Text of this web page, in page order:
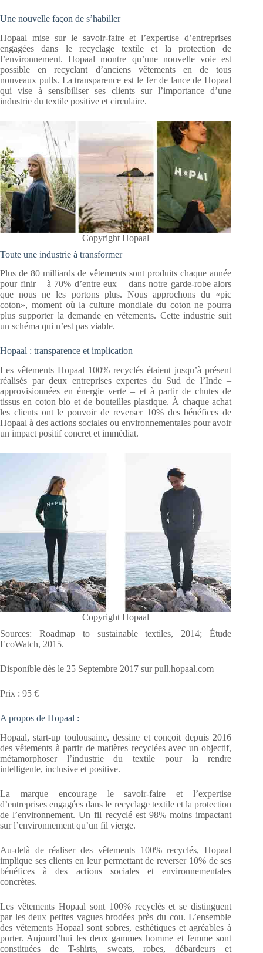
Une nouvelle façon de s’habiller
Hopaal mise sur le savoir-faire et l’expertise d’entreprises
engagées dans le recyclage textile et la protection de
l’environnement. Hopaal montre qu’une nouvelle voie est
possible en recyclant d’anciens vêtements en de tous
nouveaux pulls. La transparence est le fer de lance de Hopaal
qui vise à sensibiliser ses clients sur l’importance d’une
industrie du textile positive et circulaire.
Copyright Hopaal
Toute une industrie à transformer
Plus de 80 milliards de vêtements sont produits chaque année
pour finir – à 70% d’entre eux – dans notre garde-robe alors
que nous ne les portons plus. Nous approchons du «pic
coton», moment où la culture mondiale du coton ne pourra
plus supporter la demande en vêtements. Cette industrie suit
un schéma qui n’est pas viable.
Hopaal : transparence et implication
Les vêtements Hopaal 100% recyclés étaient jusqu’à présent
réalisés par deux entreprises expertes du Sud de l’Inde –
approvisionnées en énergie verte – et à partir de chutes de
tissus en coton bio et de bouteilles plastique. À chaque achat
les clients ont le pouvoir de reverser 10% des bénéfices de
Hopaal à des actions sociales ou environnementales pour avoir
un impact positif concret et immédiat.
Copyright Hopaal
Sources: Roadmap to sustainable textiles, 2014; Étude
EcoWatch, 2015.
Disponible dès le 25 Septembre 2017 sur pull.hopaal.com
Prix : 95 €
A propos de Hopaal :
Hopaal, start-up toulousaine, dessine et conçoit depuis 2016
des vêtements à partir de matières recyclées avec un objectif,
métamorphoser l’industrie du textile pour la rendre
intelligente, inclusive et positive.
La marque encourage le savoir-faire et l’expertise
d’entreprises engagées dans le recyclage textile et la protection
de l’environnement. Un fil recyclé est 98% moins impactant
sur l’environnement qu’un fil vierge.
Au-delà de réaliser des vêtements 100% recyclés, Hopaal
implique ses clients en leur permettant de reverser 10% de ses
bénéfices à des actions sociales et environnementales
concrètes.
Les vêtements Hopaal sont 100% recyclés et se distinguent
par les deux petites vagues brodées près du cou. L’ensemble
des vêtements Hopaal sont sobres, esthétiques et agréables à
porter. Aujourd’hui les deux gammes homme et femme sont
constituées de T-shirts, sweats, robes, débardeurs et